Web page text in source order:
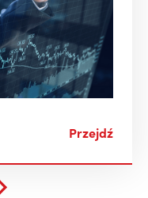
Przejdź